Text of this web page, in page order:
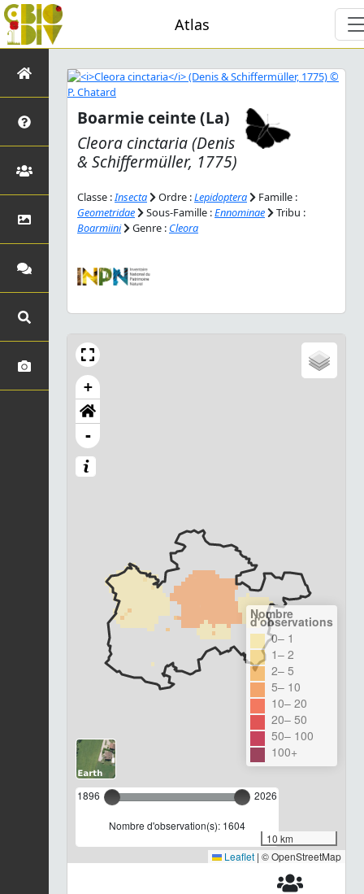
Atlas
Boarmie ceinte (La)
Cleora cinctaria(Denis
& Schiffermüller, 1775)
Classe :Insecta Ordre :Lepidoptera
Famille :
Geometridae
Sous-Famille :Ennominae
Tribu :
Boarmiini
Genre : Cleora
+
-
1896 2026
Nombre d'observation(s): 1604
Nombre
d'observations
0– 1
1– 2
2– 5
5– 10
10– 20
20– 50
50– 100
100+
10 km
Leaflet | © OpenStreetMap